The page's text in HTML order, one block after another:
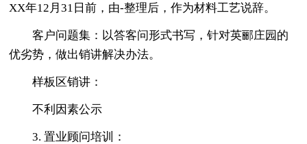
XX年12月31日前，由-整理后，作为材料工艺说辞。
客户问题集：以答客问形式书写，针对英郦庄园的
优劣势，做出销讲解决办法。
样板区销讲：
不利因素公示
3. 置业顾问培训：